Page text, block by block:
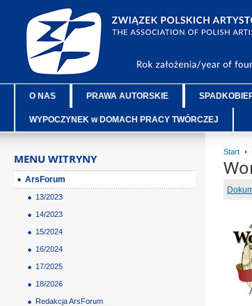
O NAS PRAWA AUTORSKIE
WYPOCZYNEK w DOMACH PRACY TWÓRCZEJ
Start
MENU WITRYNY
ArsForum
13/2023
14/2023
15/2024
16/2024
17/2025
18/2026
Redakcja ArsForum